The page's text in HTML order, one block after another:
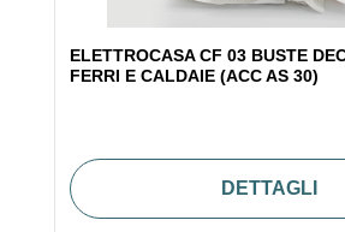
ELETTROCASA CF 03 BUSTE
FERRI E CALDAIE (ACC AS 30)
DETTAGLI